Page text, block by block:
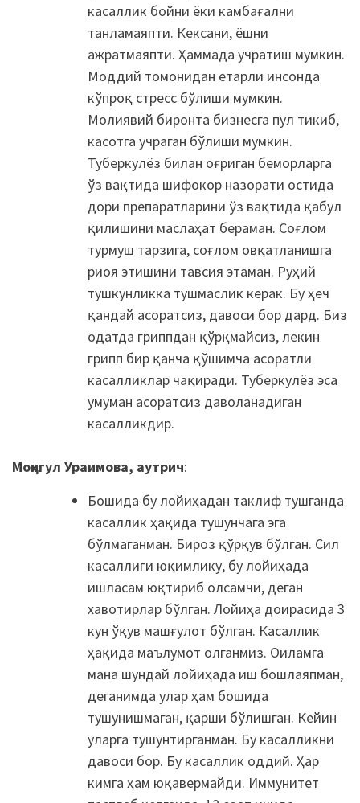
касаллик бойни ёки камбағални
танламаяпти. Кексани, ёшни
ажратмаяпти. Ҳаммада учратиш мумкин.
Моддий томонидан етарли инсонда
кўпроқ стресс бўлиши мумкин.
Молиявий биронта бизнесга пул тикиб,
касотга учраган бўлиши мумкин.
Туберкулёз билан оғриган беморларга
ўз вақтида шифокор назорати остида
дори препаратларини ўз вақтида қабул
қилишини маслаҳат бераман. Соғлом
турмуш тарзига, соғлом овқатланишга
риоя этишини тавсия этаман. Руҳий
тушкунликка тушмаслик керак. Бу ҳеч
қандай асоратсиз, давоси бор дард. Биз
одатда гриппдан қўрқмайсиз, лекин
грипп бир қанча қўшимча асоратли
касалликлар чақиради. Туберкулёз эса
умуман асоратсиз даволанадиган
касалликдир.
Моҳигул Ураимова, аутрич:
Бошида бу лойиҳадан таклиф тушганда
касаллик ҳақида тушунчага эга
бўлмаганман. Бироз қўрқув бўлган. Сил
касаллиги юқимлику, бу лойиҳада
ишласам юқтириб олсамчи, деган
хавотирлар бўлган. Лойиҳа доирасида 3
кун ўқув машғулот бўлган. Касаллик
ҳақида маълумот олганмиз. Оиламга
мана шундай лойиҳада иш бошлаяпман,
деганимда улар ҳам бошида
тушунишмаган, қарши бўлишган. Кейин
уларга тушунтирганман. Бу касалликни
давоси бор. Бу касаллик оддий. Ҳар
кимга ҳам юқавермайди. Иммунитет